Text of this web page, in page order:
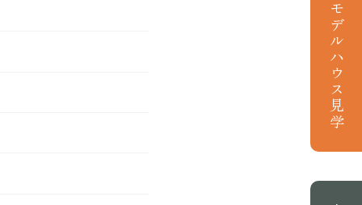
モデルハウス見学